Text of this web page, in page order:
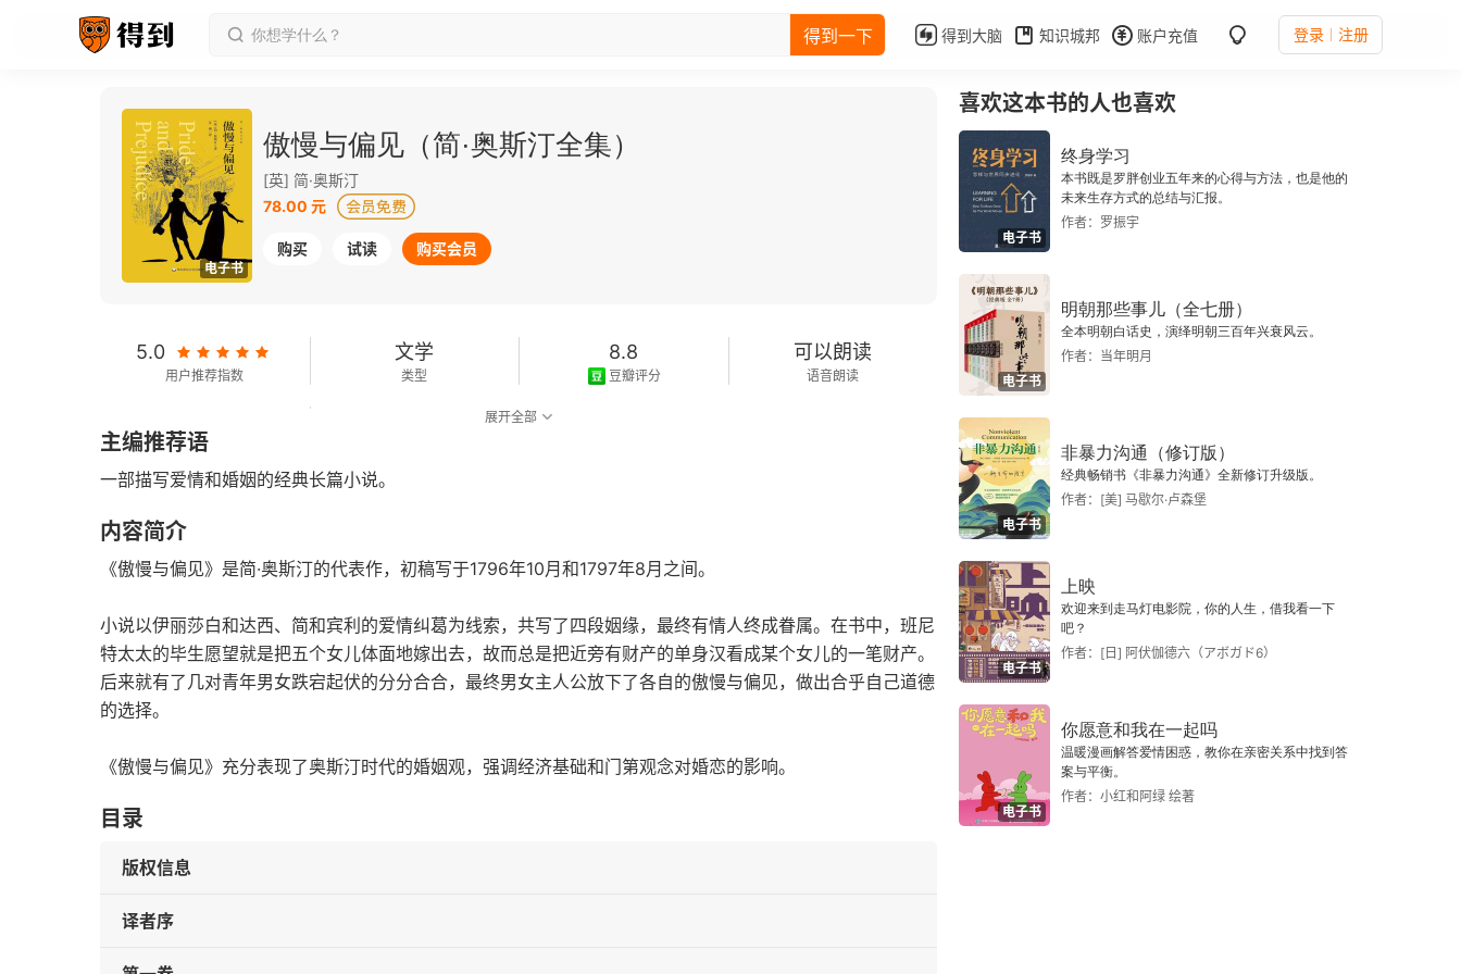
得到一下 得到大脑 知识城邦 账户充值 登录 注册
电子书
傲慢与偏见（简·奥斯汀全集）
[英] 简·奥斯汀
78.00 元
购买 试读 购买会员
5.0
用户推荐指数
文学
类型
8.8
豆瓣评分
可以朗读
语音朗读
字数
展开全部
主编推荐语
一部描写爱情和婚姻的经典长篇小说。
内容简介
《傲慢与偏见》是简·奥斯汀的代表作，初稿写于1796年10月和1797年8月之间。
小说以伊丽莎白和达西、简和宾利的爱情纠葛为线索，共写了四段姻缘，最终有情人终成眷属。在书中，班尼
特太太的毕生愿望就是把五个女儿体面地嫁出去，故而总是把近旁有财产的单身汉看成某个女儿的一笔财产。
后来就有了几对青年男女跌宕起伏的分分合合，最终男女主人公放下了各自的傲慢与偏见，做出合乎自己道德
的选择。
《傲慢与偏见》充分表现了奥斯汀时代的婚姻观，强调经济基础和门第观念对婚恋的影响。
目录
版权信息
译者序
喜欢这本书的人也喜欢
电子书
终身学习
本书既是罗胖创业五年来的心得与方法，也是他的
未来生存方式的总结与汇报。
作者：罗振宇
电子书
明朝那些事儿（全七册）
全本明朝白话史，演绎明朝三百年兴衰风云。
作者：当年明月
电子书
非暴力沟通（修订版）
经典畅销书《非暴力沟通》全新修订升级版。
作者：[美] 马歇尔·卢森堡
电子书
上映
欢迎来到走马灯电影院，你的人生，借我看一下
吧？
作者：[日] 阿伏伽德六（アボガド6）
电子书
你愿意和我在一起吗
温暖漫画解答爱情困惑，教你在亲密关系中找到答
案与平衡。
作者：小红和阿绿 绘著